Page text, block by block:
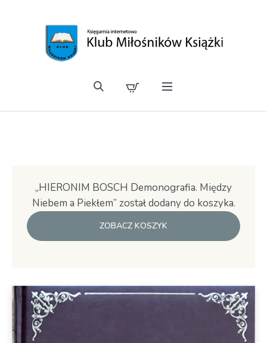
„HIERONIM BOSCH Demonografia. Między
Niebem a Piekłem” został dodany do koszyka.
ZOBACZ KOSZYK